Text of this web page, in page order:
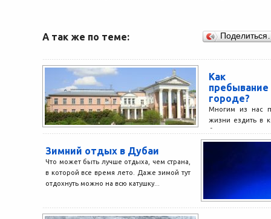
А так же по теме:
Как
городе?
Многим из нас
жизни ездить в
бывал в
наличие...
Зимний отдых в Дубаи
Что может быть лучше отдыха, чем страна,
в которой все время лето. Даже зимой тут
отдохнуть можно на всю катушку...